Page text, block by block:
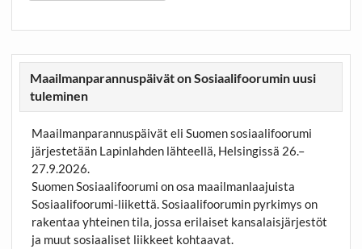
Maailmanparannuspäivät on Sosiaalifoorumin uusi
tuleminen
Maailmanparannuspäivät eli Suomen sosiaalifoorumi
järjestetään Lapinlahden lähteellä, Helsingissä 26.–
27.9.2026.
Suomen Sosiaalifoorumi on osa maailmanlaajuista
Sosiaalifoorumi-liikettä. Sosiaalifoorumin pyrkimys on
rakentaa yhteinen tila, jossa erilaiset kansalaisjärjestöt
ja muut sosiaaliset liikkeet kohtaavat.